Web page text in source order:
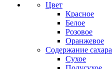
Цвет
Красное
Белое
Розовое
Оранжевое
Содержание сахара
Сухое